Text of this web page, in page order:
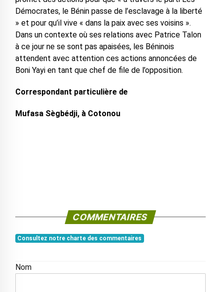
Démocrates, le Bénin passe de l’esclavage à la liberté
» et pour qu’il vive « dans la paix avec ses voisins ».
Dans un contexte où ses relations avec Patrice Talon
à ce jour ne se sont pas apaisées, les Béninois
attendent avec attention ces actions annoncées de
Boni Yayi en tant que chef de file de l’opposition.
Correspondant particulière de
Mufasa Sègbédji, à Cotonou
COMMENTAIRES
Consultez notre charte des commentaires
Nom